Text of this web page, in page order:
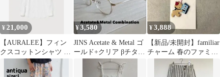
¥21,000
【AURALEE】フィン
クスコットンシャツ ホ
ワイト サイズ1
¥3,580
JINS Acetate & Metal ゴ
ールド+クリア βチタン
¥3,888
【新品/未開封】familiar
チャーム 春のファミリ
アショー2023 クマ船